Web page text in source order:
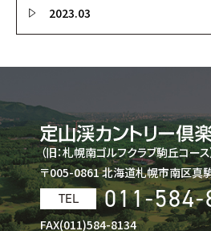
2023.03
（旧：札幌南ゴルフクラブ駒丘コース
〒005-0861 北海道札幌市南区真
TEL 011-
FAX(011)584-8134